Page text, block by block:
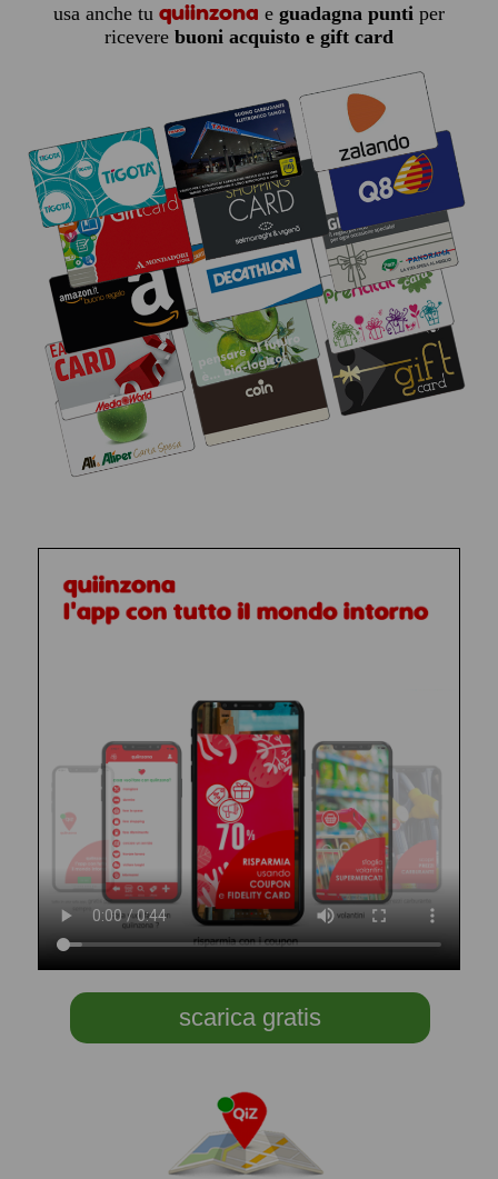
usa anche tu quiinzona e guadagna puntiper
ricevere buoni acquisto e gift card
scarica gratis